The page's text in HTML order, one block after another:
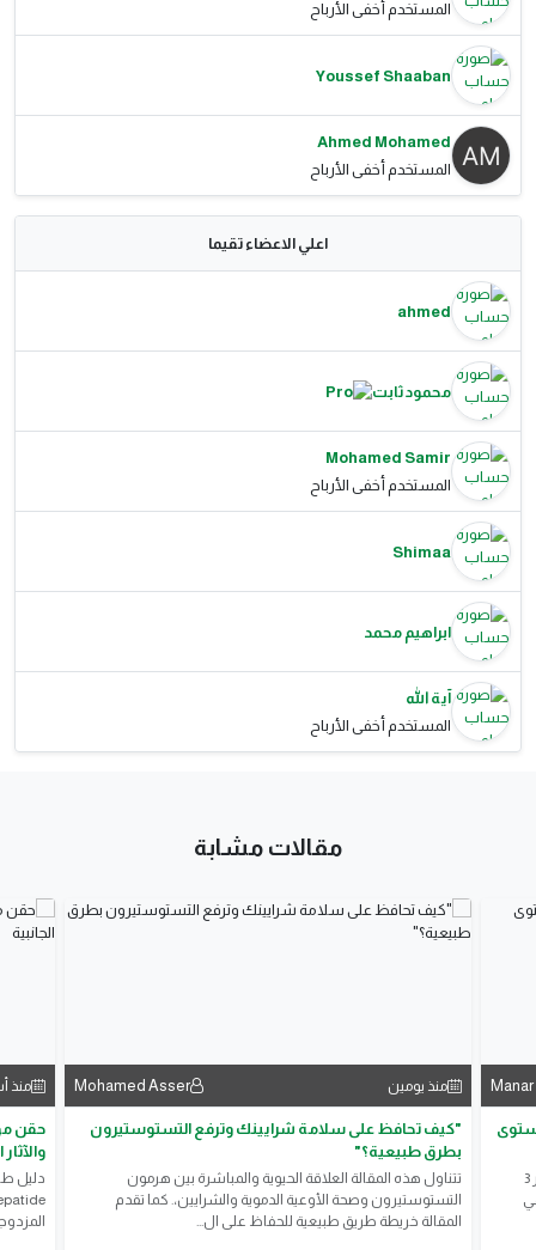
المستخدم أخفى الأرباح
Youssef Shaaban
Ahmed Mohamed
المستخدم أخفى الأرباح
اعلي الاعضاء تقيما
ahmed
محمود ثابت
Mohamed Samir
المستخدم أخفى الأرباح
Shimaa
ابراهيم محمد
آية الله
المستخدم أخفى الأرباح
مقالات مشابة
> هل سكرك مضبوط فعلا؟ تحليل واحد بيكشفلك سكر اخر 3
منذ يومين Mohamed Asser
"كيف تحافظ على سلامة شرايينك وترفع التستوستيرون
بطرق طبيعية؟"
تتناول هذه المقالة العلاقة الحيوية والمباشرة بين هرمون
التستوستيرون وصحة الأوعية الدموية والشرايين،. كما تقدم
المقالة خريطة طريق طبيعية للحفاظ على ال...
منذ
والآثار